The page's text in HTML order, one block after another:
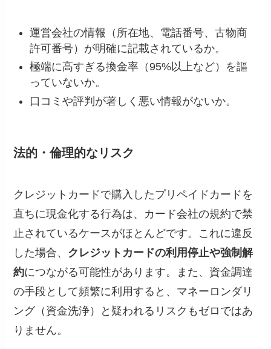
運営会社の情報（所在地、電話番号、古物商
許可番号）が明確に記載されているか。
極端に高すぎる換金率（95%以上など）を謳
っていないか。
口コミや評判が著しく悪い情報がないか。
法的・倫理的なリスク
クレジットカードで購入したプリペイドカードを
直ちに現金化する行為は、カード会社の規約で禁
止されているケースがほとんどです。これに違反
した場合、 クレジットカードの利用停止や強制解
約につながる可能性があります。また、資金調達
の手段として頻繁に利用すると、マネーロンダリ
ング（資金洗浄）と疑われるリスクもゼロではあ
りません。